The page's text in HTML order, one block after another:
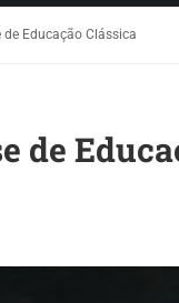
de Educação Clássica
de